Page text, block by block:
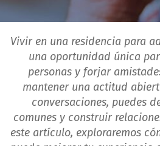
Vivir en una residencia para
una oportunidad única
personas y forjar
mantener una actitud
conversaciones, puedes
comunes y construir
este artículo, exploraremos